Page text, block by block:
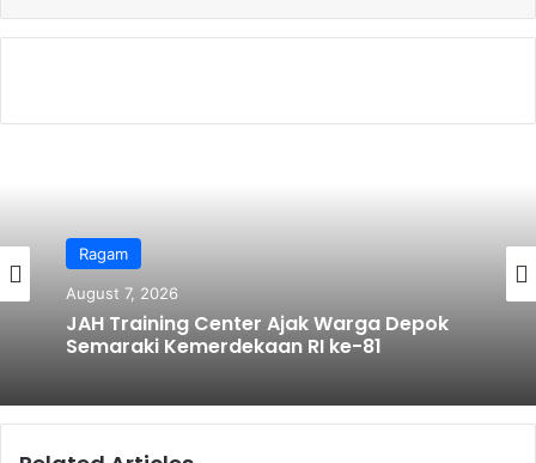
o
k
Ragam
August 7, 2026
JAH Training Center Ajak Warga Depok
Semaraki Kemerdekaan RI ke-81